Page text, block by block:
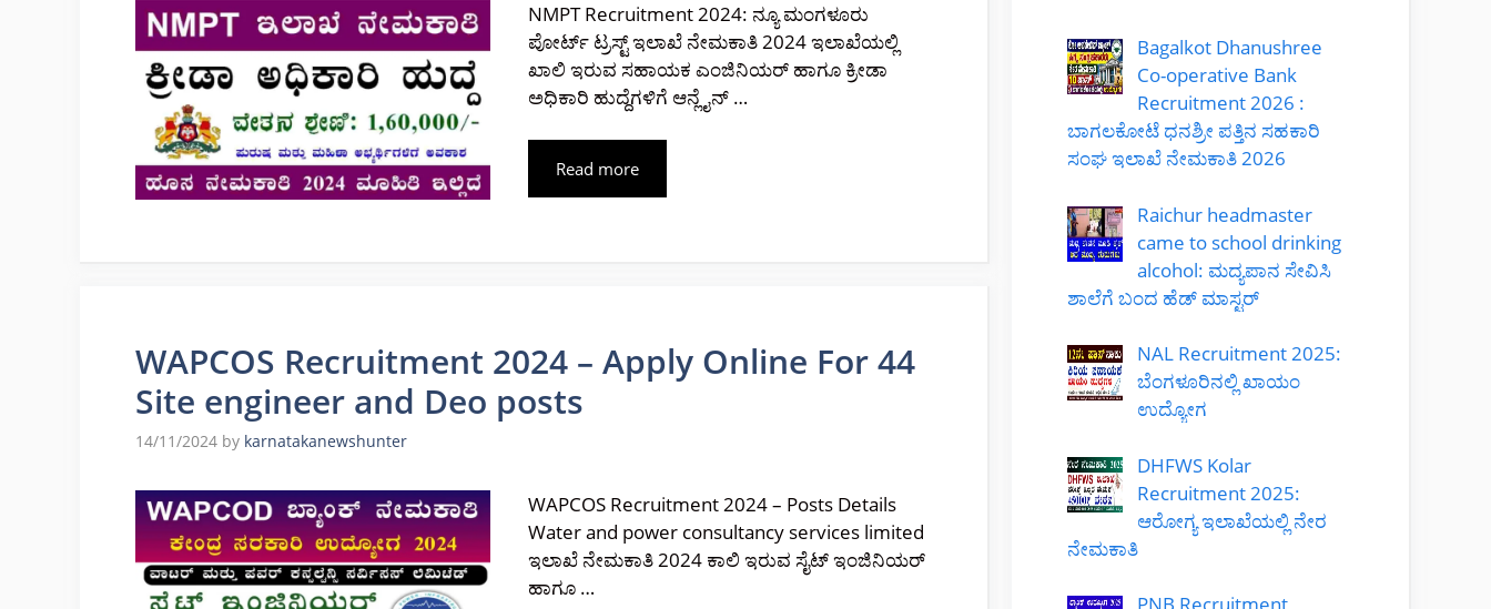
NMPT Recruitment 2024: ನ್ಯೂ ಮಂಗಳೂರು
ಪೋರ್ಟ್ ಟ್ರಸ್ಟ್ ಇಲಾಖೆ ನೇಮಕಾತಿ 2024 ಇಲಾಖೆಯಲ್ಲಿ
ಖಾಲಿ ಇರುವ ಸಹಾಯಕ ಎಂಜಿನಿಯರ್ ಹಾಗೂ ಕ್ರೀಡಾ
ಅಧಿಕಾರಿ ಹುದ್ದೆಗಳಿಗೆ ಆನ್ಲೈನ್ …
Read more
WAPCOS Recruitment 2024 – Apply Online For 44
Site engineer and Deo posts
14/11/2024 by karnatakanewshunter
WAPCOS Recruitment 2024 – Posts Details
Water and power consultancy services limited
ಇಲಾಖೆ ನೇಮಕಾತಿ 2024 ಕಾಲಿ ಇರುವ ಸೈಟ್ ಇಂಜಿನಿಯರ್
ಹಾಗೂ …
Bagalkot Dhanushree
Co-operative Bank
Recruitment 2026 :
ಬಾಗಲಕೋಟೆ ಧನಶ್ರೀ ಪತ್ತಿನ ಸಹಕಾರಿ
ಸಂಘ ಇಲಾಖೆ ನೇಮಕಾತಿ 2026
Raichur headmaster
came to school drinking
alcohol: ಮದ್ಯಪಾನ ಸೇವಿಸಿ
ಶಾಲೆಗೆ ಬಂದ ಹೆಡ್ ಮಾಸ್ಟರ್
NAL Recruitment 2025:
ಬೆಂಗಳೂರಿನಲ್ಲಿ ಖಾಯಂ
ಉದ್ಯೋಗ
DHFWS Kolar
Recruitment 2025:
ಆರೋಗ್ಯ ಇಲಾಖೆಯಲ್ಲಿ ನೇರ
ನೇಮಕಾತಿ